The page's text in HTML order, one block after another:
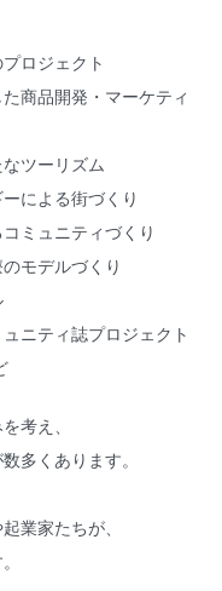
ロジェクト
商品開発・マーケティ
ツーリズム
による街づくり
ミュニティづくり
モデルづくり
ニティ誌プロジェクト
考え、
多くあります。
業家たちが、